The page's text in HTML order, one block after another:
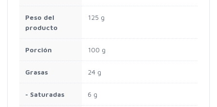
Peso del
producto
‎125 g
Porción ‎100 g
Grasas ‎24 g
- Saturadas ‎6 g